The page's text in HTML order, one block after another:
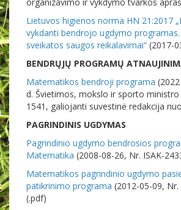
Lietuvos higienos norma HN 21:2017
vykdanti bendrojo ugdymo
sveikatos saugos reikalavimai“ (2017-
BENDRŲJŲ PROGRAMŲ
Matematikos bendroji programa
d. Švietimos, mokslo ir sporto ministro
1541, galiojanti suvestinė redakcija
PAGRINDINIS UGDYMAS
Pagrindinio ugdymo bendrosios
Matematika (2008-08-26, Nr. ISAK-
Matematikos pagrindinio ugdymo
patikrinimo programa (2012-05-09,
(.pdf)